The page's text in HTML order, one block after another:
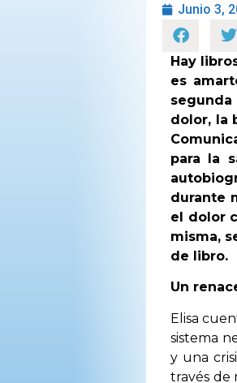
Junio 3,
Hay
es
dolor, la
para la
durante
el dolor
misma,
de libro.
Un
Elisa
sistema
y una
través de